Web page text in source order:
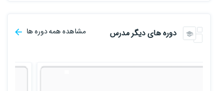
دوره های دیگر مدرس مشاهده همه دوره ها